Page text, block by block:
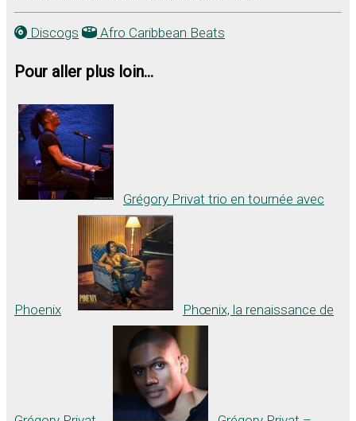
Discogs Afro Caribbean Beats
Pour aller plus loin...
Grégory Privat trio en tournée avec
Phoenix Phœnix, la renaissance de